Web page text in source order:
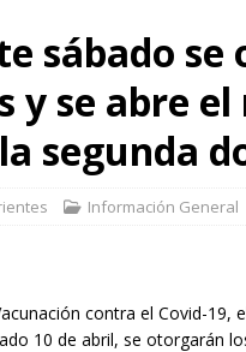
sábado se
y se abre
segunda
Información General
contra el Covid-19,
10 de abril, se otorgarán